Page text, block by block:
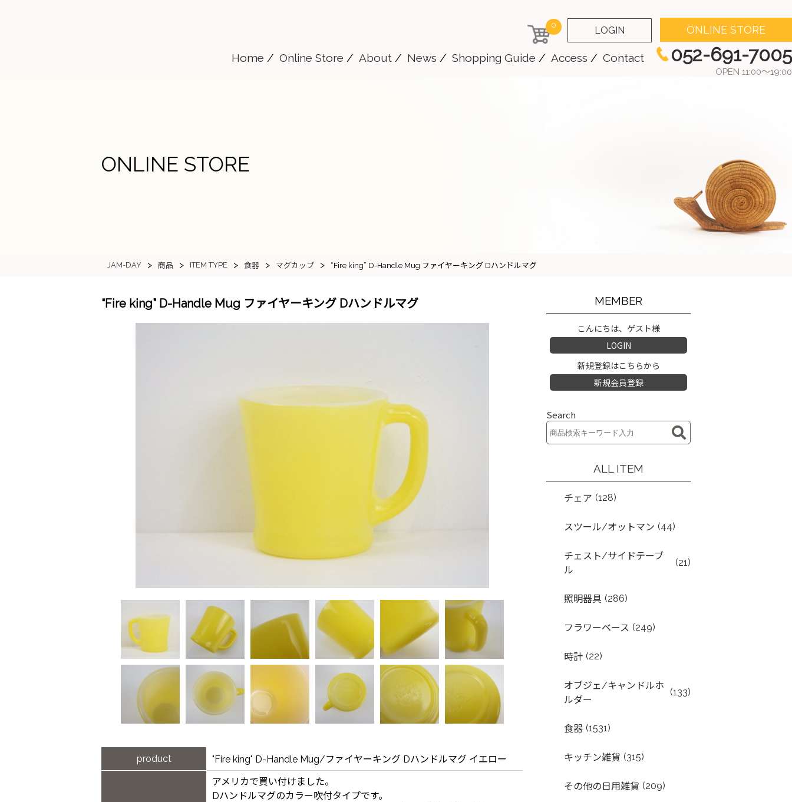
0 LOGIN ONLINE STORE
Home Online Store About News Shopping Guide Access Contact 052-691-7005
OPEN 11:00～19:00
ONLINE STORE
JAM-DAY > 商品 > ITEM TYPE > 食器 > マグカップ > “Fire king” D-Handle Mug ファイヤーキング Dハンドルマグ
“Fire king” D-Handle Mug ファイヤーキング Dハンドルマグ
product
"Fire king" D-Handle Mug/ファイヤーキング Dハンドルマグ イエロー
アメリカで買い付けました。
Dハンドルマグのカラー吹付タイプです。
MEMBER
こんにちは、ゲスト様
LOGIN
新規登録はこちらから
新規会員登録
Search
ALL ITEM
チェア (128)
スツール/オットマン (44)
チェスト/サイドテーブ
ル
(21)
照明器具 (286)
フラワーベース (249)
時計 (22)
オブジェ/キャンドルホ
ルダー
(133)
食器 (1531)
キッチン雑貨 (315)
その他の日用雑貨 (209)